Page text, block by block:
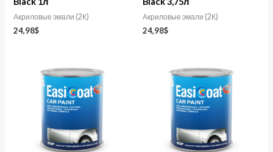
Акриловые эмали (2К)
24,98$
Акриловые эмали (2К)
24,98$